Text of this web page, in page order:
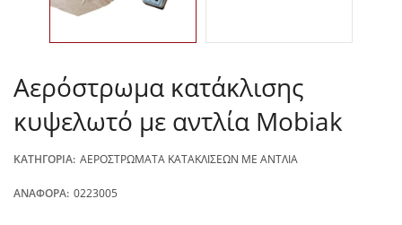
Aερόστρωμα κατάκλισης
κυψελωτό με αντλία Mobiak
ΚΑΤΗΓΟΡΊΑ: ΑΕΡΟΣΤΡΏΜΑΤΑ ΚΑΤΑΚΛΊΣΕΩΝ ΜΕ ΑΝΤΛΊΑ
ΑΝΑΦΟΡΆ: 0223005